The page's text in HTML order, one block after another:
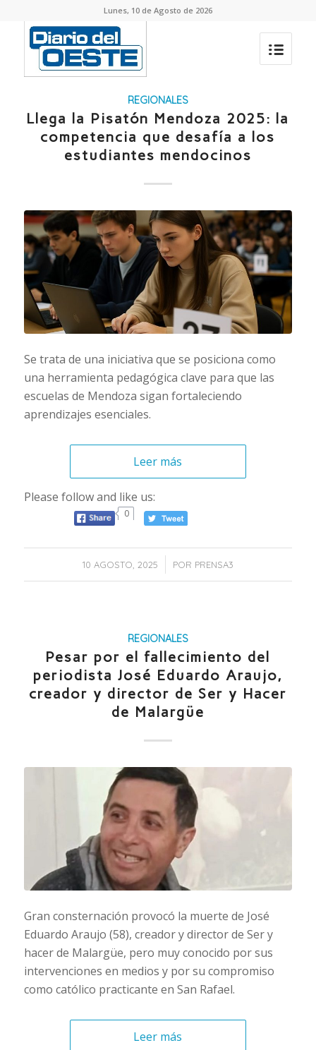
Lunes, 10 de Agosto de 2026
REGIONALES
Llega la Pisatón Mendoza 2025: la
competencia que desafía a los
estudiantes mendocinos
Se trata de una iniciativa que se posiciona como
una herramienta pedagógica clave para que las
escuelas de Mendoza sigan fortaleciendo
aprendizajes esenciales.
Leer más
Please follow and like us:
0
10 AGOSTO, 2025
/ POR PRENSA3
REGIONALES
Pesar por el fallecimiento del
periodista José Eduardo Araujo,
creador y director de Ser y Hacer
de Malargüe
Gran consternación provocó la muerte de José
Eduardo Araujo (58), creador y director de Ser y
hacer de Malargüe, pero muy conocido por sus
intervenciones en medios y por su compromiso
como católico practicante en San Rafael.
Leer más